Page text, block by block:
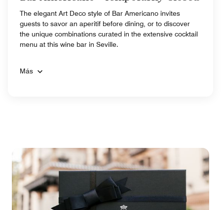
The elegant Art Deco style of Bar Americano invites
guests to savor an aperitif before dining, or to discover
the unique combinations curated in the extensive cocktail
menu at this wine bar in Seville.
Más